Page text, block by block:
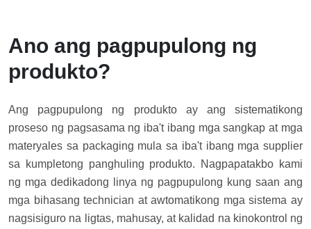
Ano ang pagpupulong ng
produkto?
Ang pagpupulong ng produkto ay ang sistematikong
proseso ng pagsasama ng iba't ibang mga sangkap at mga
materyales sa packaging mula sa iba't ibang mga supplier
sa kumpletong panghuling produkto. Nagpapatakbo kami
ng mga dedikadong linya ng pagpupulong kung saan ang
mga bihasang technician at awtomatikong mga sistema ay
nagsisiguro na ligtas, mahusay, at kalidad na kinokontrol ng